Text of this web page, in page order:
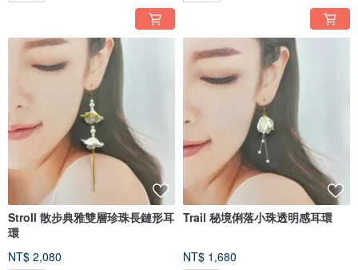
Stroll 散步典雅雙層珍珠長鏈形耳
環
NT$ 2,080
Trail 秘境俐落小珠透明感耳環
NT$ 1,680